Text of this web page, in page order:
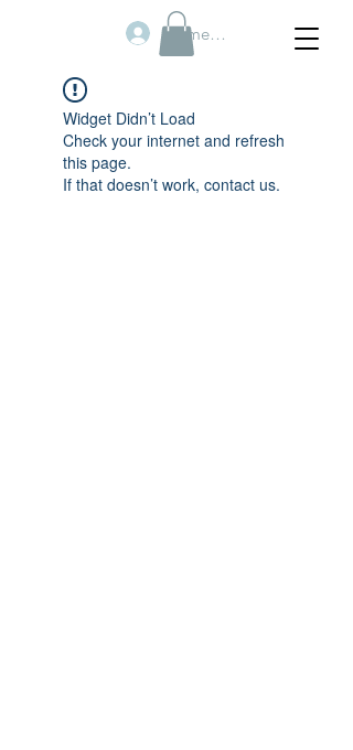
Anmelden
Widget Didn’t Load
Check your internet and refresh
this page.
If that doesn’t work, contact us.